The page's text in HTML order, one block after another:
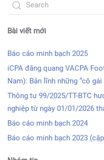
Bài viết mới
Báo cáo minh bạch 2025
iCPA đăng quang VACPA
Nam): Bản lĩnh những “cô
Thông tư 99/2025/TT-BTC
nghiệp từ ngày 01/01/2026
Báo cáo minh bạch 2024
Báo cáo minh bạch 2023